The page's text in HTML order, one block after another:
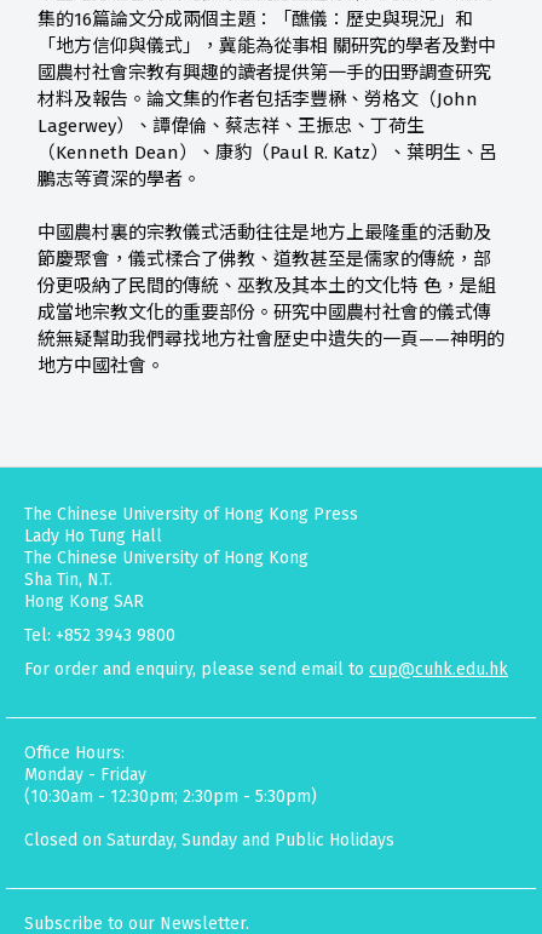
集的16篇論文分成兩個主題：「醮儀：歷史與現況」和
「地方信仰與儀式」，冀能為從事相 關研究的學者及對中
國農村社會宗教有興趣的讀者提供第一手的田野調查研究
材料及報告。論文集的作者包括李豐楙、勞格文（John
Lagerwey）、譚偉倫、蔡志祥、王振忠、丁荷生
（Kenneth Dean）、康豹（Paul R. Katz）、葉明生、呂
鵬志等資深的學者。
中國農村裏的宗教儀式活動往往是地方上最隆重的活動及
節慶聚會，儀式楺合了佛教、道教甚至是儒家的傳統，部
份更吸納了民間的傳統、巫教及其本土的文化特 色，是組
成當地宗教文化的重要部份。研究中國農村社會的儀式傳
統無疑幫助我們尋找地方社會歷史中遺失的一頁——神明的
地方中國社會。
The Chinese University of Hong Kong Press
Lady Ho Tung Hall
The Chinese University of Hong Kong
Sha Tin, N.T.
Hong Kong SAR
Tel: +852 3943 9800
For order and enquiry, please send email to cup@cuhk.edu.hk
Office Hours:
Monday - Friday
(10:30am - 12:30pm; 2:30pm - 5:30pm)
Closed on Saturday, Sunday and Public Holidays
Subscribe to our Newsletter.